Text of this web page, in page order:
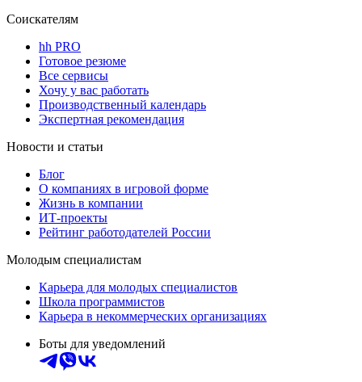
Соискателям
hh PRO
Готовое резюме
Все сервисы
Хочу у вас работать
Производственный календарь
Экспертная рекомендация
Новости и статьи
Блог
О компаниях в игровой форме
Жизнь в компании
ИТ-проекты
Рейтинг работодателей России
Молодым специалистам
Карьера для молодых специалистов
Школа программистов
Карьера в некоммерческих организациях
Боты для уведомлений